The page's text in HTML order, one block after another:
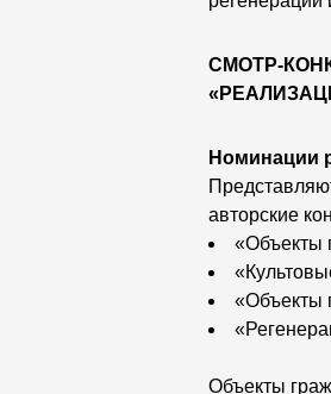
СМОТР-
Номинации
авторские
«Объекты
«Объекты
Объекты